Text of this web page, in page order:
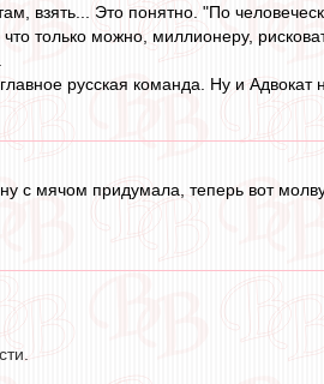
взять... Это понятно. "По
только можно, миллионеру,
русская команда. Ну и
с мячом придумала, теперь вот молву